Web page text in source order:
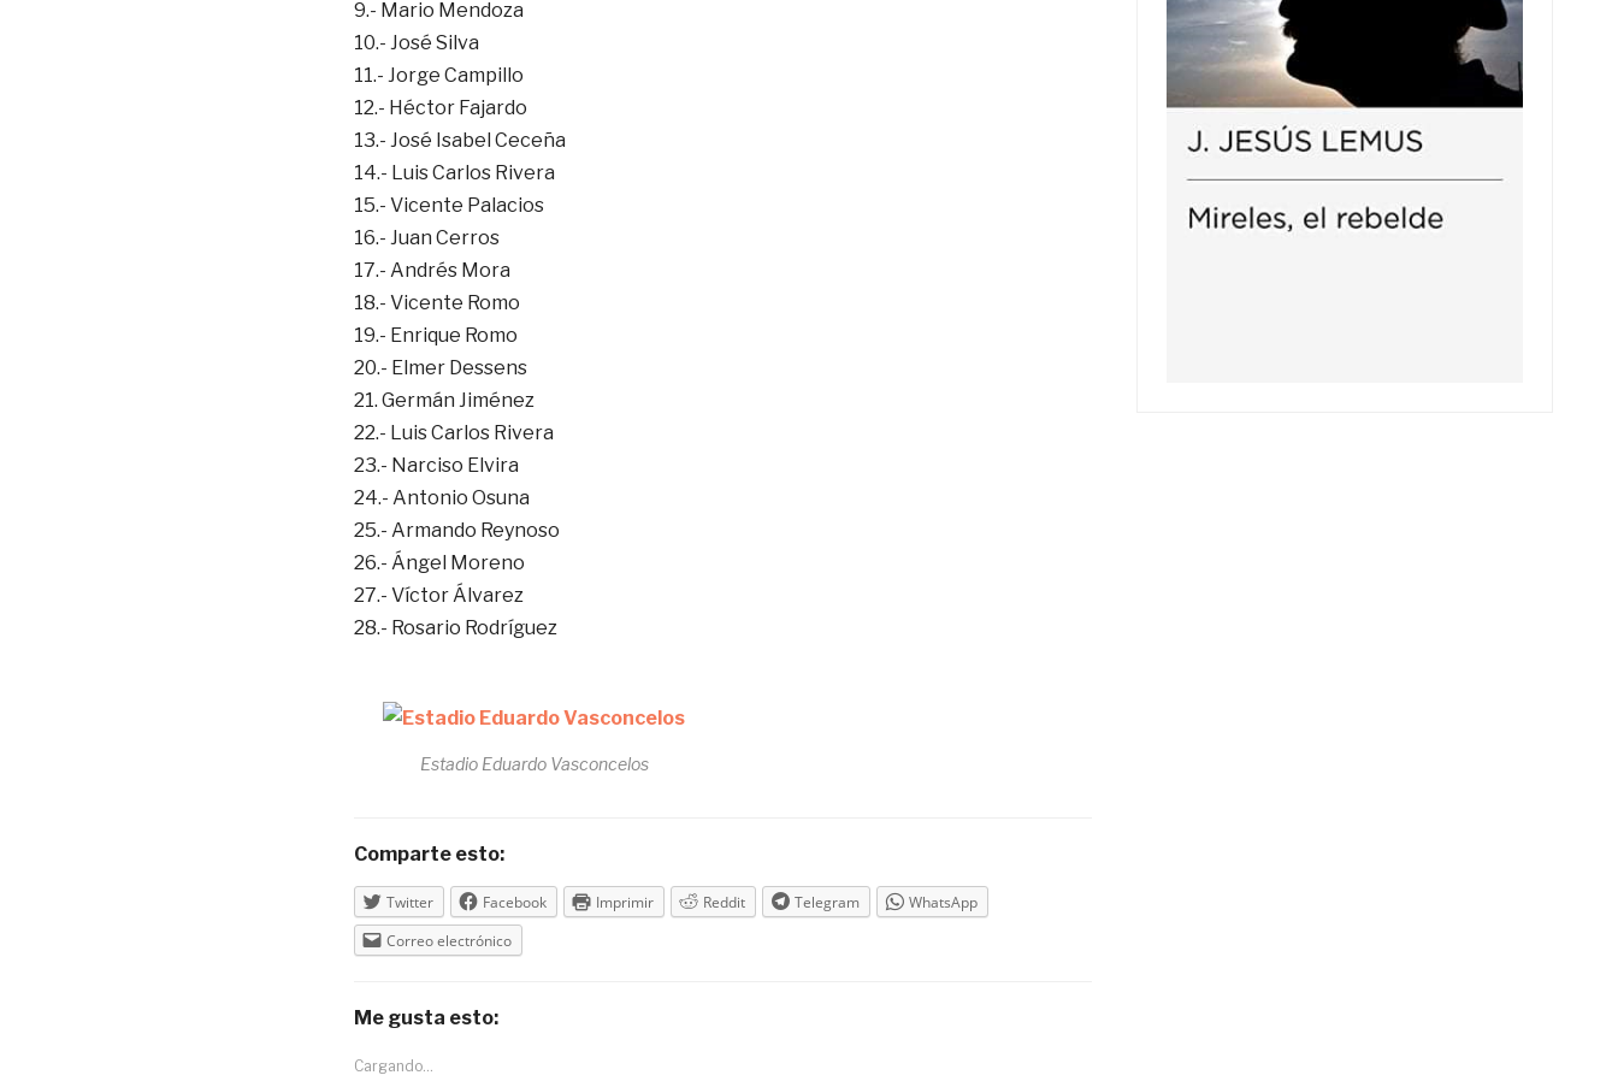
9.- Mario Mendoza
10.- José Silva
11.- Jorge Campillo
12.- Héctor Fajardo
13.- José Isabel Ceceña
14.- Luis Carlos Rivera
15.- Vicente Palacios
16.- Juan Cerros
17.- Andrés Mora
18.- Vicente Romo
19.- Enrique Romo
20.- Elmer Dessens
21. Germán Jiménez
22.- Luis Carlos Rivera
23.- Narciso Elvira
24.- Antonio Osuna
25.- Armando Reynoso
26.- Ángel Moreno
27.- Víctor Álvarez
28.- Rosario Rodríguez
Estadio Eduardo Vasconcelos
Comparte esto:
Twitter Facebook Imprimir Reddit Telegram
WhatsApp
Correo electrónico
Me gusta esto:
Cargando...